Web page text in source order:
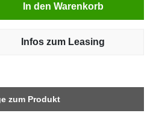
In den Warenkorb
Infos zum Leasing
zum Produkt